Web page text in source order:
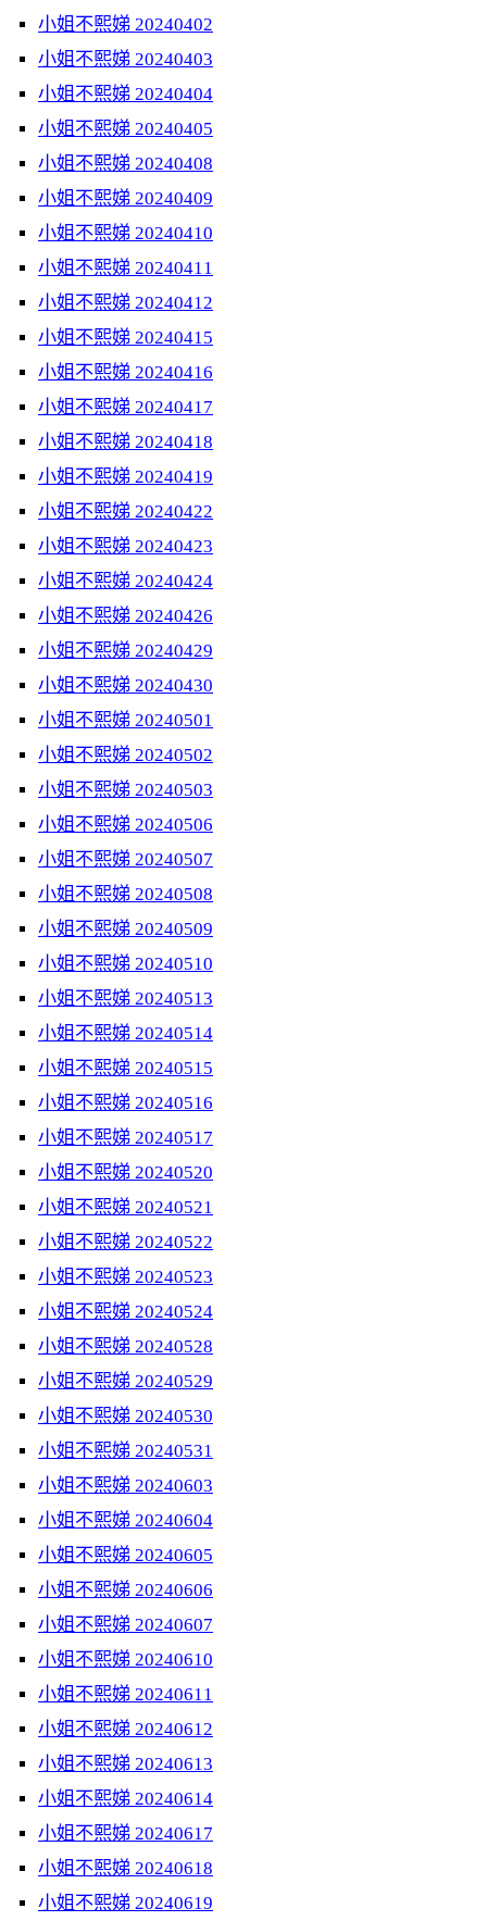
小姐不熙娣 20240402
小姐不熙娣 20240403
小姐不熙娣 20240404
小姐不熙娣 20240405
小姐不熙娣 20240408
小姐不熙娣 20240409
小姐不熙娣 20240410
小姐不熙娣 20240411
小姐不熙娣 20240412
小姐不熙娣 20240415
小姐不熙娣 20240416
小姐不熙娣 20240417
小姐不熙娣 20240418
小姐不熙娣 20240419
小姐不熙娣 20240422
小姐不熙娣 20240423
小姐不熙娣 20240424
小姐不熙娣 20240426
小姐不熙娣 20240429
小姐不熙娣 20240430
小姐不熙娣 20240501
小姐不熙娣 20240502
小姐不熙娣 20240503
小姐不熙娣 20240506
小姐不熙娣 20240507
小姐不熙娣 20240508
小姐不熙娣 20240509
小姐不熙娣 20240510
小姐不熙娣 20240513
小姐不熙娣 20240514
小姐不熙娣 20240515
小姐不熙娣 20240516
小姐不熙娣 20240517
小姐不熙娣 20240520
小姐不熙娣 20240521
小姐不熙娣 20240522
小姐不熙娣 20240523
小姐不熙娣 20240524
小姐不熙娣 20240528
小姐不熙娣 20240529
小姐不熙娣 20240530
小姐不熙娣 20240531
小姐不熙娣 20240603
小姐不熙娣 20240604
小姐不熙娣 20240605
小姐不熙娣 20240606
小姐不熙娣 20240607
小姐不熙娣 20240610
小姐不熙娣 20240611
小姐不熙娣 20240612
小姐不熙娣 20240613
小姐不熙娣 20240614
小姐不熙娣 20240617
小姐不熙娣 20240618
小姐不熙娣 20240619